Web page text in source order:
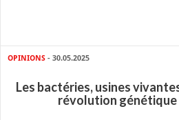
OPINIONS - 30.05.2025
Les bactéries, usines
révolution génétique